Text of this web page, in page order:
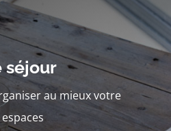
séjour
au mieux votre